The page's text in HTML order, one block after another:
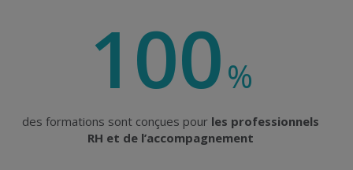
100%
des formations sont conçues pour les professionnels
RH et de l’accompagnement